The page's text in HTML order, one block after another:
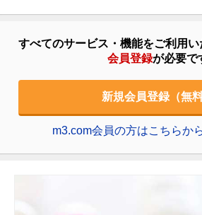
すべてのサービス・機能をご利用い
会員登録が必要で
新規会員登録（無料
m3.com会員の方はこちらか